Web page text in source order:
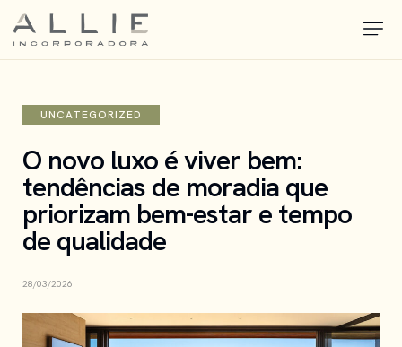
UNCATEGORIZED
O novo luxo é viver bem:
tendências de moradia que
priorizam bem-estar e tempo
de qualidade
28/03/2026